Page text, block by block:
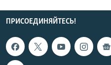
ПРИСОЕДИНЯЙТЕСЬ!